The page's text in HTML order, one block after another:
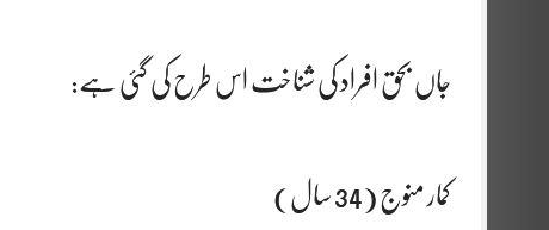
جاں بحق افراد کی شناخت اس طرح کی گئی ہے:
کمار منوج (34 سال)